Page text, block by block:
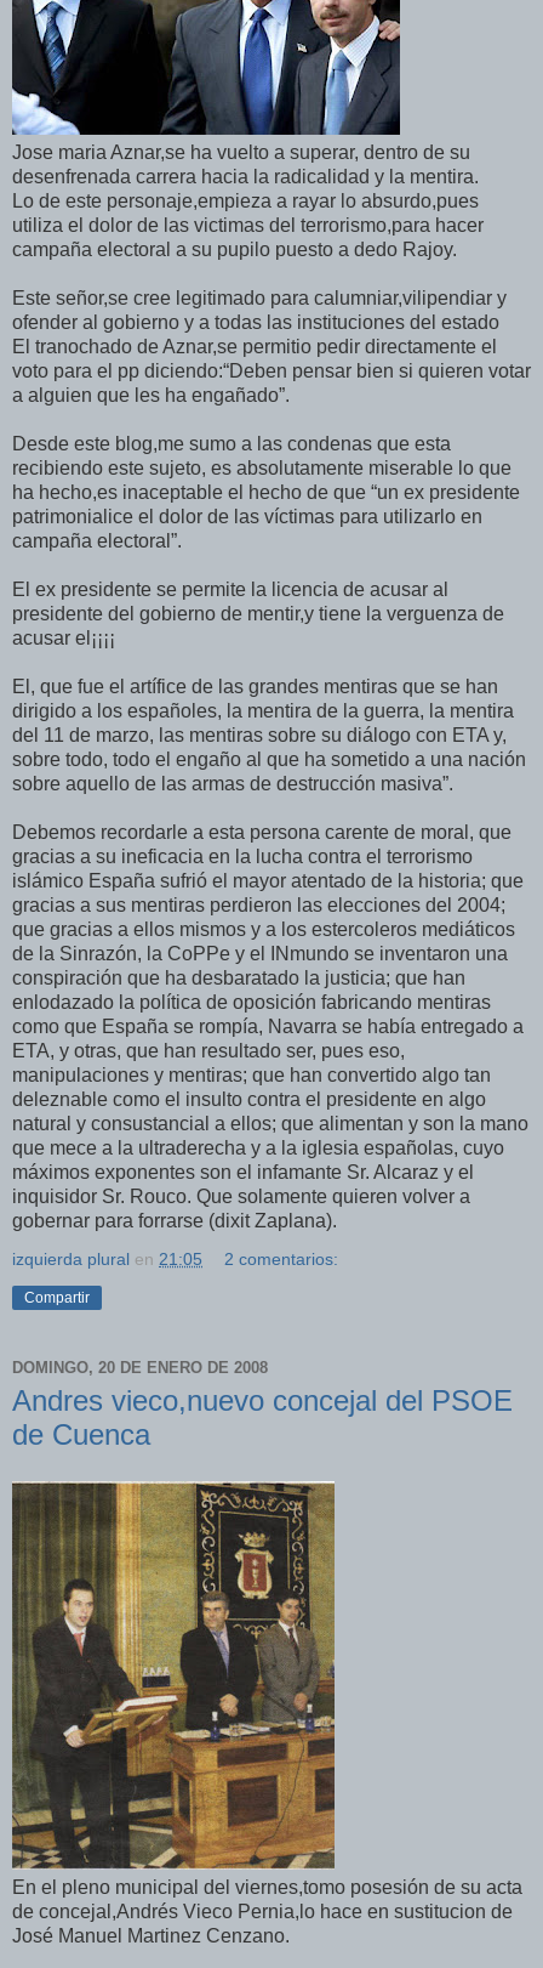
Jose maria Aznar,se ha vuelto a superar, dentro de su
desenfrenada carrera hacia la radicalidad y la mentira.
Lo de este personaje,empieza a rayar lo absurdo,pues
utiliza el dolor de las victimas del terrorismo,para hacer
campaña electoral a su pupilo puesto a dedo Rajoy.
Este señor,se cree legitimado para calumniar,vilipendiar y
ofender al gobierno y a todas las instituciones del estado
El tranochado de Aznar,se permitio pedir directamente el
voto para el pp diciendo:“Deben pensar bien si quieren votar
a alguien que les ha engañado”.
Desde este blog,me sumo a las condenas que esta
recibiendo este sujeto, es absolutamente miserable lo que
ha hecho,es inaceptable el hecho de que “un ex presidente
patrimonialice el dolor de las víctimas para utilizarlo en
campaña electoral”.
El ex presidente se permite la licencia de acusar al
presidente del gobierno de mentir,y tiene la verguenza de
acusar el¡¡¡¡
El, que fue el artífice de las grandes mentiras que se han
dirigido a los españoles, la mentira de la guerra, la mentira
del 11 de marzo, las mentiras sobre su diálogo con ETA y,
sobre todo, todo el engaño al que ha sometido a una nación
sobre aquello de las armas de destrucción masiva”.
Debemos recordarle a esta persona carente de moral, que
gracias a su ineficacia en la lucha contra el terrorismo
islámico España sufrió el mayor atentado de la historia; que
gracias a sus mentiras perdieron las elecciones del 2004;
que gracias a ellos mismos y a los estercoleros mediáticos
de la Sinrazón, la CoPPe y el INmundo se inventaron una
conspiración que ha desbaratado la justicia; que han
enlodazado la política de oposición fabricando mentiras
como que España se rompía, Navarra se había entregado a
ETA, y otras, que han resultado ser, pues eso,
manipulaciones y mentiras; que han convertido algo tan
deleznable como el insulto contra el presidente en algo
natural y consustancial a ellos; que alimentan y son la mano
que mece a la ultraderecha y a la iglesia españolas, cuyo
máximos exponentes son el infamante Sr. Alcaraz y el
inquisidor Sr. Rouco. Que solamente quieren volver a
gobernar para forrarse (dixit Zaplana).
izquierda plural en 21:05 2 comentarios:
Compartir
DOMINGO, 20 DE ENERO DE 2008
Andres vieco,nuevo concejal del PSOE
de Cuenca
En el pleno municipal del viernes,tomo posesión de su acta
de concejal,Andrés Vieco Pernia,lo hace en sustitucion de
José Manuel Martinez Cenzano.